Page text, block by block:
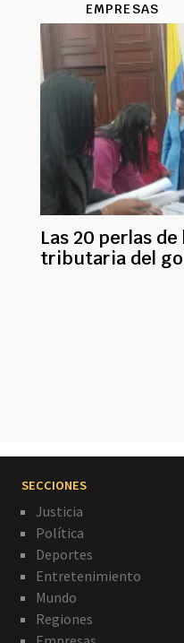
EMPRESAS
Las 20 perlas
tributaria del
SECCIONES
Justicia
Política
Deportes
Entretenimiento
Mundo
Regiones